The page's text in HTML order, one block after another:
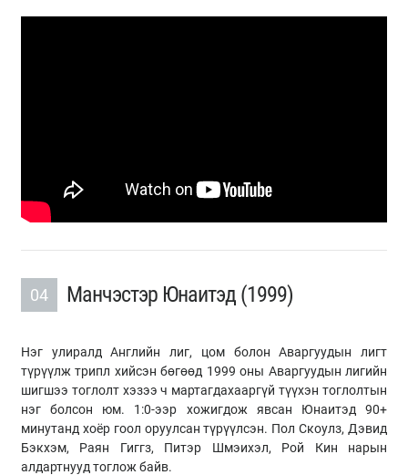
04 Манчэстэр Юнаитэд (1999)
Нэг улиралд Английн лиг, цом болон Аваргуудын лигт
түрүүлж трипл хийсэн бөгөөд 1999 оны Аваргуудын лигийн
шигшээ тоглолт хэзээ ч мартагдахааргүй түүхэн тоглолтын
нэг болсон юм. 1:0-ээр хожигдож явсан Юнаитэд 90+
минутанд хоёр гоол оруулсан түрүүлсэн. Пол Скоулз, Дэвид
Бэкхэм, Раян Гиггз, Питэр Шмэихэл, Рой Кин нарын
алдартнууд тоглож байв.